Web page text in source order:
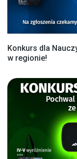
Konkurs dla
w regionie!